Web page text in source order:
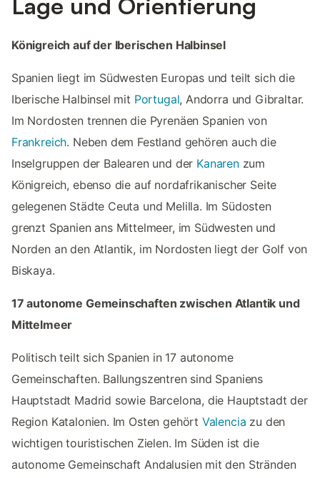
Lage und Orientierung
Königreich auf der Iberischen Halbinsel
Spanien liegt im Südwesten Europas und teilt sich die
Iberische Halbinsel mit Portugal, Andorra und Gibraltar.
Im Nordosten trennen die Pyrenäen Spanien von
Frankreich. Neben dem Festland gehören auch die
Inselgruppen der Balearen und der Kanarenzum
Königreich, ebenso die auf nordafrikanischer Seite
gelegenen Städte Ceuta und Melilla. Im Südosten
grenzt Spanien ans Mittelmeer, im Südwesten und
Norden an den Atlantik, im Nordosten liegt der Golf von
Biskaya.
17 autonome Gemeinschaften zwischen Atlantik und
Mittelmeer
Politisch teilt sich Spanien in 17 autonome
Gemeinschaften. Ballungszentren sind Spaniens
Hauptstadt Madrid sowie Barcelona, die Hauptstadt der
Region Katalonien. Im Osten gehört Valencia zu den
wichtigen touristischen Zielen. Im Süden ist die
autonome Gemeinschaft Andalusien mit den Stränden